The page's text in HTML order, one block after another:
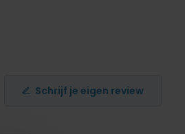
Schrijf je eigen review